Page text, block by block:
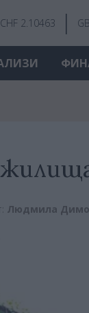
CHF 2.10463
Людмила